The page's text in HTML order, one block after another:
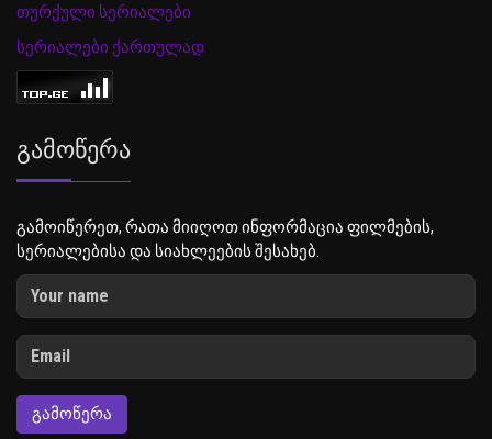
თურქული სერიალები
სერიალები ქართულად
Გამოწერა
გამოიწერეთ, რათა მიიღოთ ინფორმაცია ფილმების,
სერიალებისა და სიახლეების შესახებ.
ᲒᲐᲛᲝᲬᲔᲠᲐ